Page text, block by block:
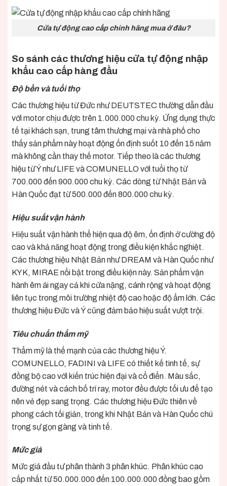
Cửa tự động cao cấp chính hãng mua ở đâu?
So sánh các thương hiệu cửa tự động nhập
khẩu cao cấp hàng đầu
Độ bền và tuổi thọ
Các thương hiệu từ Đức như DEUTSTEC thường dẫn đầu
với motor chịu được trên 1.000.000 chu kỳ. Ứng dụng thực
tế tại khách sạn, trung tâm thương mại và nhà phố cho
thấy sản phẩm này hoạt động ổn định suốt 10 đến 15 năm
mà không cần thay thế motor. Tiếp theo là các thương
hiệu từ Ý như LIFE và COMUNELLO với tuổi thọ từ
700.000 đến 900.000 chu kỳ. Các dòng từ Nhật Bản và
Hàn Quốc đạt từ 500.000 đến 800.000 chu kỳ.
Hiệu suất vận hành
Hiệu suất vận hành thể hiện qua độ êm, ổn định ở cường độ
cao và khả năng hoạt động trong điều kiện khắc nghiệt.
Các thương hiệu Nhật Bản như DREAM và Hàn Quốc như
KYK, MIRAE nổi bật trong điều kiện này. Sản phẩm vận
hành êm ái ngay cả khi cửa nặng, cánh rộng và hoạt động
liên tục trong môi trường nhiệt độ cao hoặc độ ẩm lớn. Các
thương hiệu Đức và Ý cũng đảm bảo hiệu suất vượt trội.
Tiêu chuẩn thẩm mỹ
Thẩm mỹ là thế mạnh của các thương hiệu Ý.
COMUNELLO, FADINI và LIFE có thiết kế tinh tế, sự
đồng bộ cao với kiến trúc hiện đại và cổ điển. Màu sắc,
đường nét và cách bố trí ray, motor đều được tối ưu để tạo
nên vẻ đẹp sang trọng. Các thương hiệu Đức thiên về
phong cách tối giản, trong khi Nhật Bản và Hàn Quốc chú
trọng sự gọn gàng và tinh tế.
Mức giá
Mức giá đầu tư phân thành 3 phân khúc. Phân khúc cao
cấp nhất từ 50.000.000 đến 100.000.000 đồng bao gồm